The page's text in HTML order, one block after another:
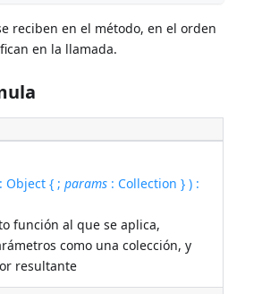
reciben en el método, en el orden
en la llamada.
: Object { ;params : Collection } ) :
función al que se aplica,
como una colección, y
resultante